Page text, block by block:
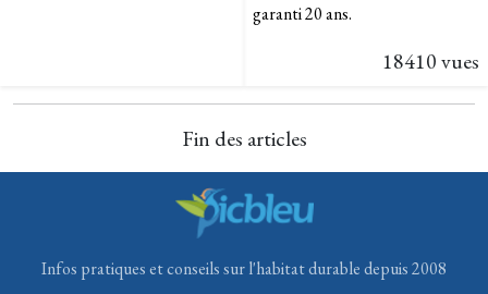
garanti 20 ans.
18410 vues
Fin des articles
Infos pratiques et conseils sur l'habitat durable depuis 2008